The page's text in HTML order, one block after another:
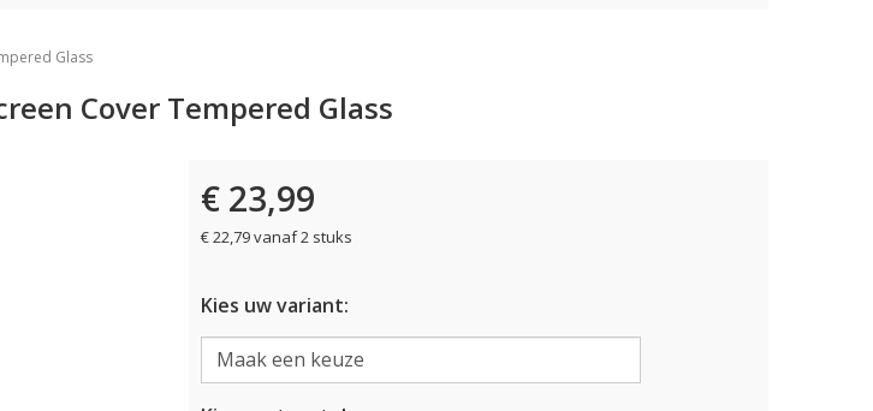
Glass
Cover Tempered Glass
€ 23,99
€ 22,79 vanaf 2 stuks
Kies uw variant: